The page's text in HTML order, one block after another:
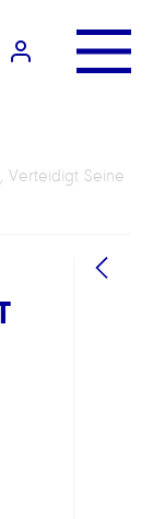
Verteidigt Seine